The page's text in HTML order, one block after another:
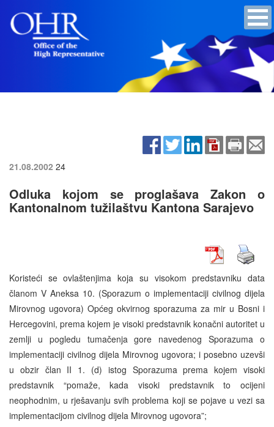
21.08.2002 24
Odluka kojom se proglašava Zakon o
Kantonalnom tužilaštvu Kantona Sarajevo
Koristeći se ovlaštenjima koja su visokom predstavniku data
članom V Aneksa 10. (Sporazum o implementaciji civilnog dijela
Mirovnog ugovora) Općeg okvirnog sporazuma za mir u Bosni i
Hercegovini, prema kojem je visoki predstavnik konačni autoritet u
zemlji u pogledu tumačenja gore navedenog Sporazuma o
implementaciji civilnog dijela Mirovnog ugovora; i posebno uzevši
u obzir član II 1. (d) istog Sporazuma prema kojem visoki
predstavnik “pomaže, kada visoki predstavnik to ocijeni
neophodnim, u rješavanju svih problema koji se pojave u vezi sa
implementacijom civilnog dijela Mirovnog ugovora”;